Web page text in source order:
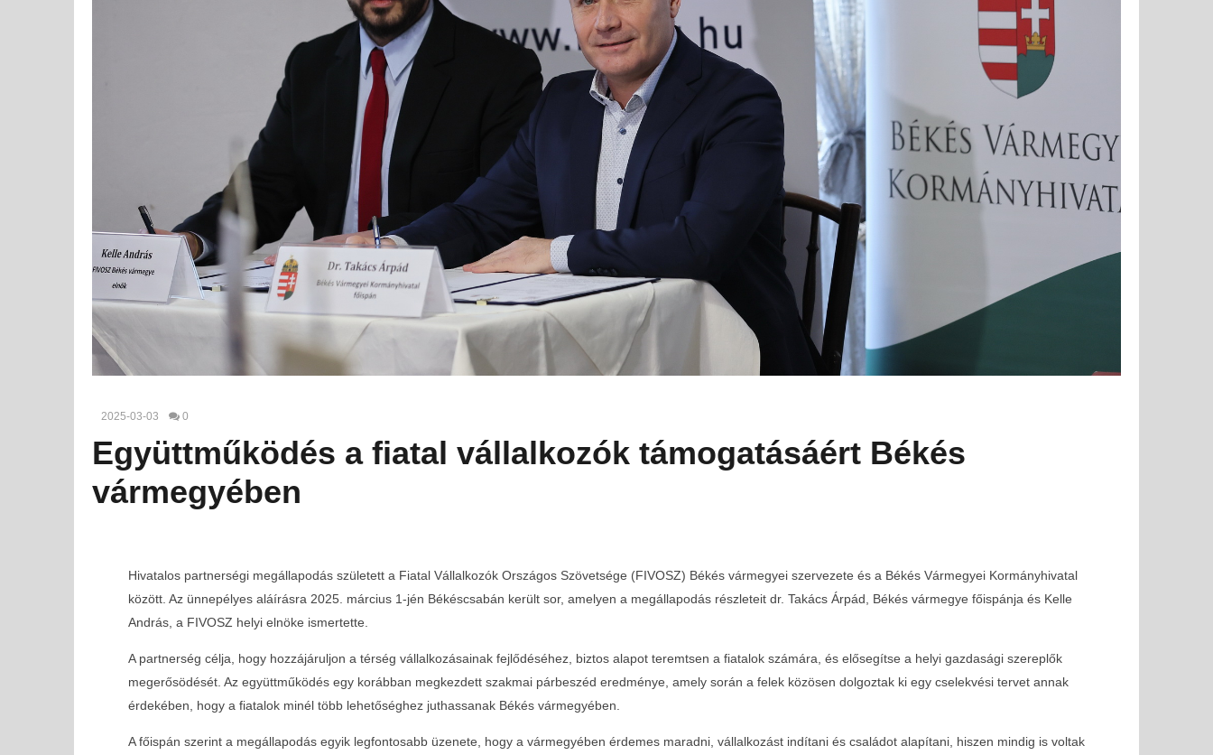
2025-03-03 0
Együttműködés a fiatal vállalkozók támogatásáért Békés
vármegyében
Hivatalos partnerségi megállapodás született a Fiatal Vállalkozók Országos Szövetsége (FIVOSZ) Békés vármegyei szervezete és a Békés Vármegyei Kormányhivatal
között. Az ünnepélyes aláírásra 2025. március 1-jén Békéscsabán került sor, amelyen a megállapodás részleteit dr. Takács Árpád, Békés vármegye főispánja és Kelle
András, a FIVOSZ helyi elnöke ismertette.
A partnerség célja, hogy hozzájáruljon a térség vállalkozásainak fejlődéséhez, biztos alapot teremtsen a fiatalok számára, és elősegítse a helyi gazdasági szereplők
megerősödését. Az együttműködés egy korábban megkezdett szakmai párbeszéd eredménye, amely során a felek közösen dolgoztak ki egy cselekvési tervet annak
érdekében, hogy a fiatalok minél több lehetőséghez juthassanak Békés vármegyében.
A főispán szerint a megállapodás egyik legfontosabb üzenete, hogy a vármegyében érdemes maradni, vállalkozást indítani és családot alapítani, hiszen mindig is voltak